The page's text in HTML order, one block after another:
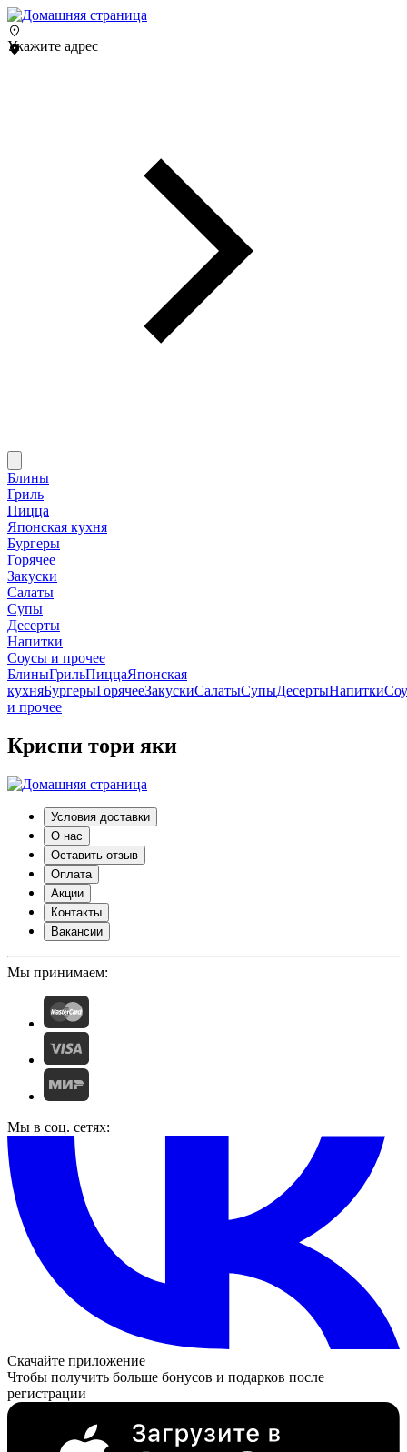
Укажите адрес
Блины
Гриль
Пицца
Японская кухня
Бургеры
Горячее
Закуски
Салаты
Супы
Десерты
Напитки
Соусы и прочее
БлиныГрильПиццаЯпонская
кухняБургерыГорячееЗакускиСалатыСупыДесертыНапитки
и прочее
Криспи тори яки
Условия доставки
О нас
Оставить отзыв
Оплата
Акции
Контакты
Вакансии
Мы принимаем:
Мы в соц. сетях:
Скачайте приложение
Чтобы получить больше бонусов и подарков после
регистрации